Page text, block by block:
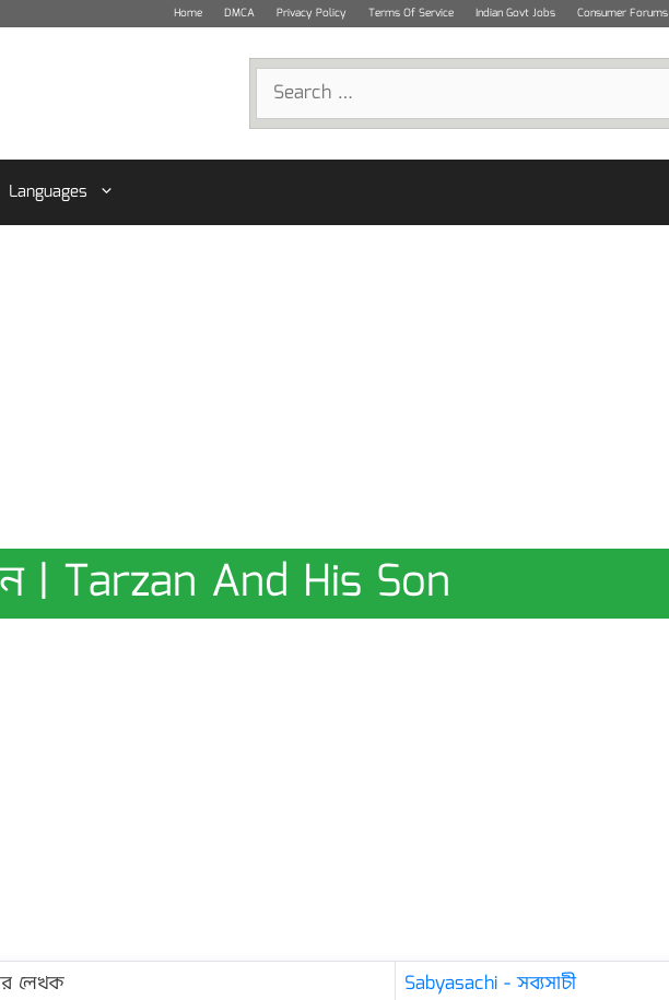
Home DMCA Privacy Policy Terms Of Service Indian Govt Jobs Consumer Forums
Search
for:
Languages
| Tarzan And His Son
লেখক
Sabyasachi - সব্যসাচী